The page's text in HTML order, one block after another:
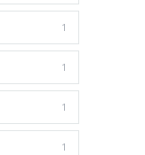
1
1
1
1